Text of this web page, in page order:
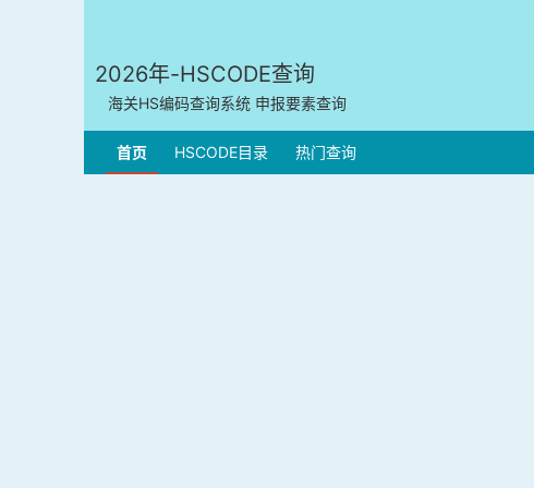
2026年-HSCODE查询
海关HS编码查询系统 申报要素查询
首页 HSCODE目录 热门查询